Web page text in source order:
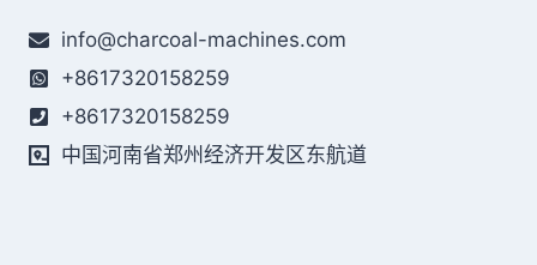
info@charcoal-machines.com
+8617320158259
+8617320158259
中国河南省郑州经济开发区东航道